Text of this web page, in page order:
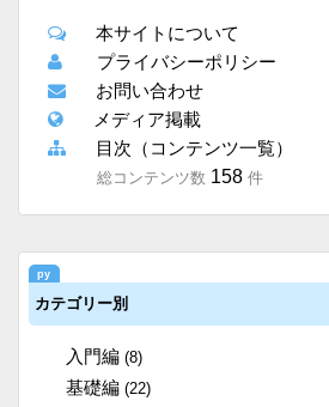
本サイトについて
プライバシーポリシー
お問い合わせ
メディア掲載
目次（コンテンツ一覧）
総コンテンツ数 158 件
カテゴリー別
入門編 (8)
基礎編 (22)